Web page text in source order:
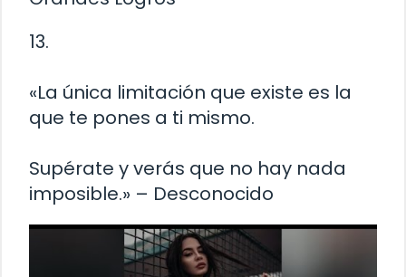
13.
«La única limitación que existe es la
que te pones a ti mismo.
Supérate y verás que no hay nada
imposible.» – Desconocido